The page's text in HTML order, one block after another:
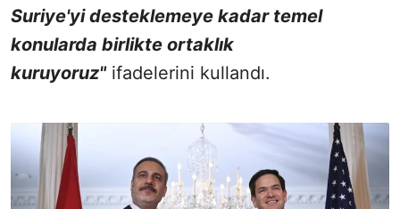
Suriye'yi desteklemeye kadar temel
konularda birlikte ortaklık
kuruyoruz"ifadelerini kullandı.